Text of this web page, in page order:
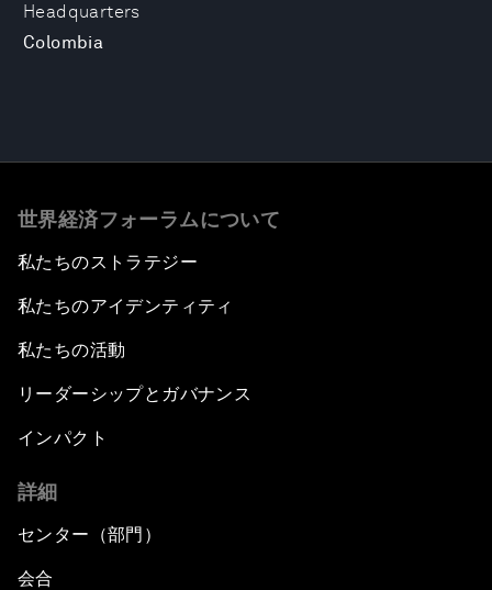
Headquarters
Colombia
世界経済フォーラムについて
私たちのストラテジー
私たちのアイデンティティ
私たちの活動
リーダーシップとガバナンス
インパクト
詳細
センター（部門）
会合